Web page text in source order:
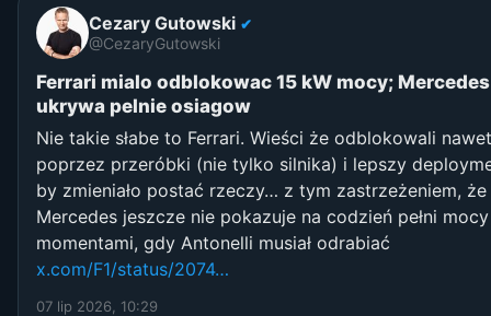
Cezary Gutowski ✔
@CezaryGutowski
Ferrari mialo odblokowac 15 kW mocy;
ukrywa pelnie osiagow
Nie takie słabe to Ferrari. Wieści że odblokowali
poprzez przeróbki (nie tylko silnika) i lepszy
by zmieniało postać rzeczy… z tym zastrzeżeniem, że
Mercedes jeszcze nie pokazuje na codzień pełni
momentami, gdy Antonelli musiał odrabiać
x.com/F1/status/2074…
07 lip 2026, 10:29